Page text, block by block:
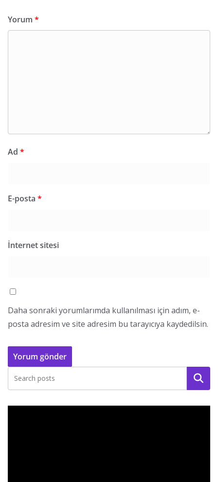
Yorum *
Ad *
E-posta *
İnternet sitesi
Daha sonraki yorumlarımda kullanılması için adım, e-
posta adresim ve site adresim bu tarayıcıya kaydedilsin.
Ara